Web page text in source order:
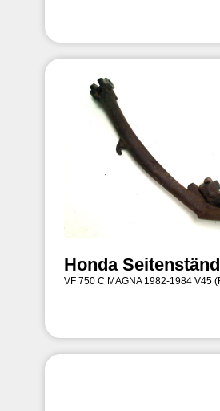
Honda
VF 750 C MAGNA 1982-1984 V45